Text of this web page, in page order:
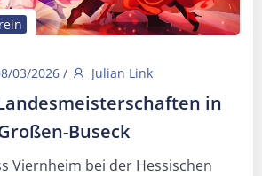
03/2026 / Julian Link
in
Buseck
Viernheim bei der Hessischen